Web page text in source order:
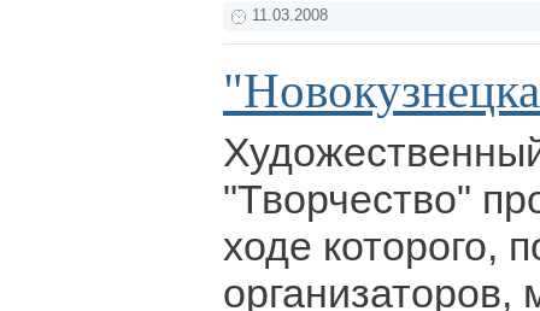
11.03.2008
"Творчество"
ходе которого,
организаторов,